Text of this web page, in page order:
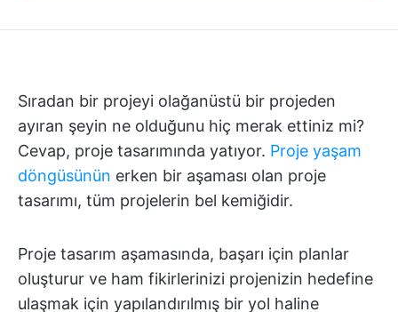
Sıradan bir projeyi olağanüstü bir projeden
ayıran şeyin ne olduğunu hiç merak ettiniz mi?
Cevap, proje tasarımında yatıyor. Proje yaşam
döngüsünün erken bir aşaması olan proje
tasarımı, tüm projelerin bel kemiğidir.
Proje tasarım aşamasında, başarı için planlar
oluşturur ve ham fikirlerinizi projenizin hedefine
ulaşmak için yapılandırılmış bir yol haline